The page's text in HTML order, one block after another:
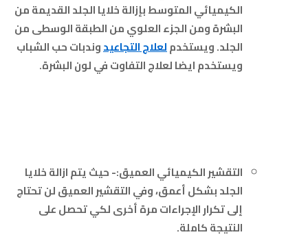
الكيميائي المتوسط بإزالة خلايا الجلد القديمة من
البشرة ومن الجزء العلوي من الطبقة الوسطى من
الجلد. ويستخدملعلاج التجاعيدوندبات حب الشباب
ويستخدم ايضا لعلاج التفاوت في لون البشرة.
التقشير الكيميائي العميق:- حيث يتم ازالة خلايا
الجلد بشكل أعمق، وفي التقشير العميق لن تحتاج
إلى تكرار الإجراءات مرة أخرى لكي تحصل على
النتيجة كاملة.